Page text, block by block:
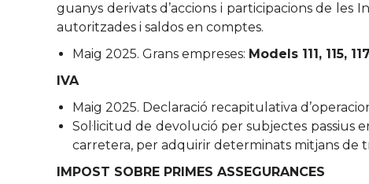
guanys derivats d’accions i participacions de les
autoritzades i saldos en comptes.
Maig 2025. Grans empreses: Models 111, 115,
IVA
Maig 2025. Declaració recapitulativa
Sol·licitud de devolució per subjectes passius
carretera, per adquirir determinats mitjans de
IMPOST SOBRE PRIMES ASSEGURANCES